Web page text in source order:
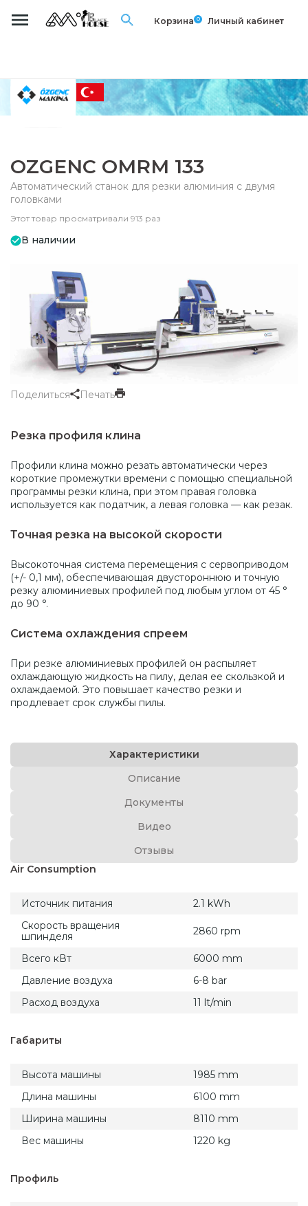
Корзина 0 Личный кабинет
OZGENC OMRM 133
Автоматический станок для резки алюминия с двумя
головками
Этот товар просматривали 913 раз
В наличии
Поделиться Печать
Резка профиля клина
Профили клина можно резать автоматически через
короткие промежутки времени с помощью специальной
программы резки клина, при этом правая головка
используется как податчик, а левая головка — как резак.
Точная резка на высокой скорости
Высокоточная система перемещения с сервоприводом
(+/- 0,1 мм), обеспечивающая двустороннюю и точную
резку алюминиевых профилей под любым углом от 45 °
до 90 °.
Система охлаждения спреем
При резке алюминиевых профилей он распыляет
охлаждающую жидкость на пилу, делая ее скользкой и
охлаждаемой. Это повышает качество резки и
продлевает срок службы пилы.
Характеристики
Описание
Документы
Видео
Отзывы
Air Consumption
Источник питания
2.1 kWh
Скорость вращения
шпинделя
2860 rpm
Всего кВт
6000 mm
Давление воздуха
6-8 bar
Расход воздуха
11 lt/min
Габариты
Высота машины
1985 mm
Длина машины
6100 mm
Ширина машины
8110 mm
Вес машины
1220 kg
Профиль